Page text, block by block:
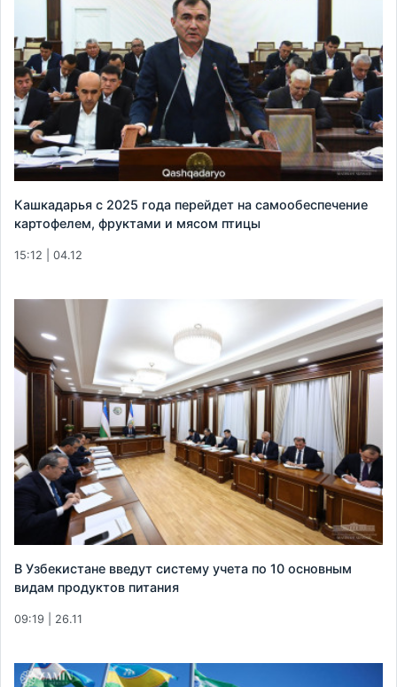
Кашкадарья с 2025 года перейдет на самообеспечение
картофелем, фруктами и мясом птицы
15:12 | 04.12
В Узбекистане введут систему учета по 10 основным
видам продуктов питания
09:19 | 26.11